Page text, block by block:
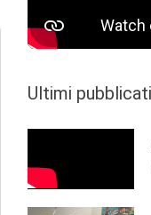
Ultimi pubblicati